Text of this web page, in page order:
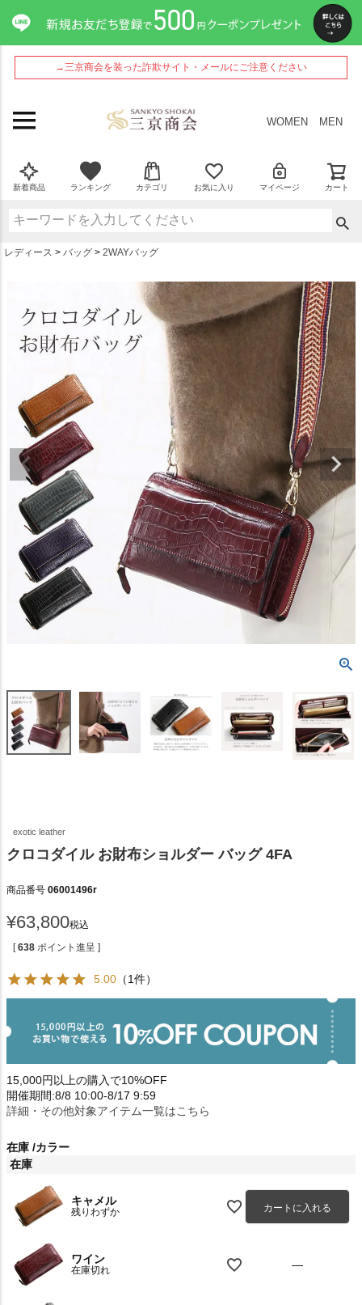
→三京商会を装った詐欺サイト・メールにご注意ください
WOMEN MEN
新着商品 ランキング カテゴリ お気に入り マイページ カート
レディース バッグ 2WAYバッグ
exotic leather
クロコダイル お財布ショルダー バッグ 4FA
商品番号 06001496r
¥63,800税込
[ 638 ポイント進呈 ]
5.00 （1件）
15,000円以上の購入で10%OFF
開催期間:8/8 10:00-8/17 9:59
詳細・その他対象アイテム一覧はこちら
在庫 カラー
在庫
キャメル
残りわずか カートに入れる
ワイン
在庫切れ —
ペー
ジト
ップ
へ